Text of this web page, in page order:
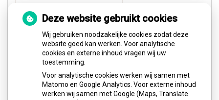
Deze website gebruikt cookies
Wij gebruiken noodzakelijke cookies zodat deze
website goed kan werken. Voor analytische
cookies en externe inhoud vragen wij uw
toestemming.
Voor analytische cookies werken wij samen met
Matomo en Google Analytics. Voor externe inhoud
werken wij samen met Google (Maps, Translate